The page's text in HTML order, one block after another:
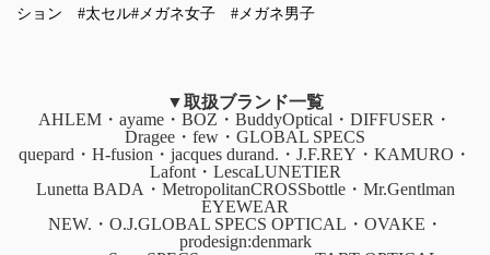
ション
#太セル#メガネ女子 #メガネ男子
▼取扱ブランド一覧
AHLEM・ayame・BOZ・BuddyOptical・DIFFUSER・
Dragee・few・GLOBAL SPECS
quepard・H-fusion・jacques durand.・J.F.REY・KAMURO・
Lafont・LescaLUNETIER
Lunetta BADA・MetropolitanCROSSbottle・Mr.Gentlman
EYEWEAR
NEW.・O.J.GLOBAL SPECS OPTICAL・OVAKE・
prodesign:denmark